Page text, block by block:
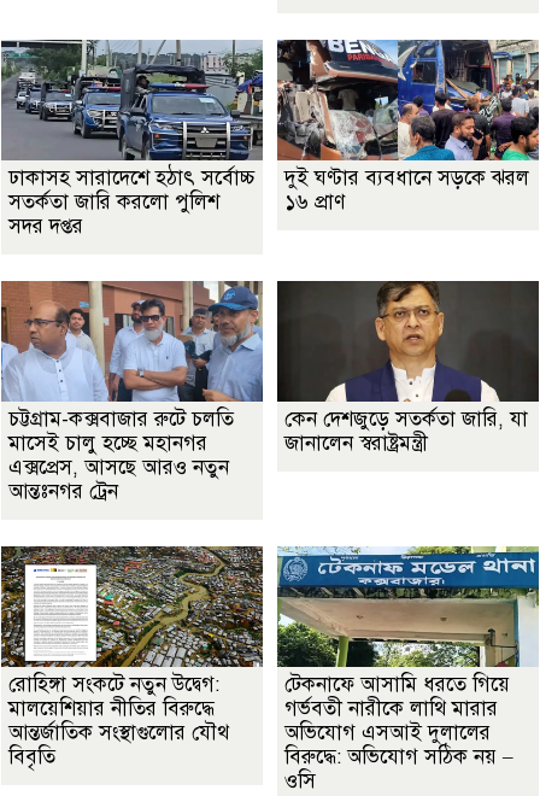
ঢাকাসহ সারাদেশে হঠাৎ সর্বোচ্চ
সতর্কতা জা‌রি করলো পুলিশ
সদর দপ্তর
দুই ঘণ্টার ব্যবধানে সড়কে ঝরল
১৬ প্রাণ
চট্টগ্রাম-কক্সবাজার রুটে চলতি
মাসেই চালু হচ্ছে মহানগর
এক্সপ্রেস, আসছে আরও নতুন
আন্তঃনগর ট্রেন
কেন দেশজুড়ে সতর্কতা জারি, যা
জানালেন স্বরাষ্ট্রমন্ত্রী
রোহিঙ্গা সংকটে নতুন উদ্বেগ:
মালয়েশিয়ার নীতির বিরুদ্ধে
আন্তর্জাতিক সংস্থাগুলোর যৌথ
বিবৃতি
টেকনাফে আসামি ধরতে গিয়ে
গর্ভবতী নারীকে লাথি মারার
অভিযোগ এসআই দুলালের
বিরুদ্ধে: অভিযোগ সঠিক নয় –
ওসি